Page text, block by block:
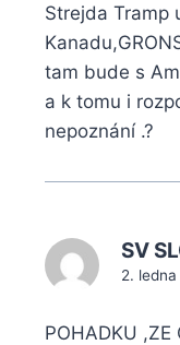
Strejda Tramp
tam bude s
a k tomu i
nepoznání .?
SV
2.
POHADKU ,ZE